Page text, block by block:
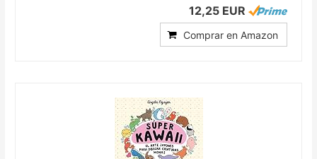
12,25 EUR
Comprar en Amazon